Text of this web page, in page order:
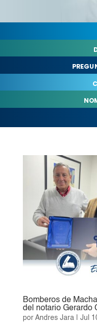
Bomberos de
del notario Gerardo
por Andres Jara Jul